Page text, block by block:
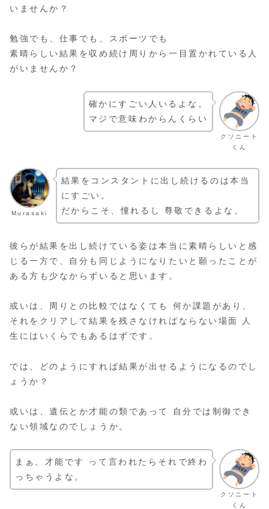
いませんか？
勉強でも、仕事でも、スポーツでも
素晴らしい結果を収め続け周りから一目置かれている人
がいませんか？
クソニート
くん
確かにすごい人いるよな。
マジで意味わからんくらい
Murasaki
結果をコンスタントに出し続けるのは本当
にすごい。
だからこそ、憧れるし 尊敬できるよな。
彼らが結果を出し続けている姿は本当に素晴らしいと感
じる一方で、自分も同じようになりたいと願ったことが
ある方も少なからずいると思います。
或いは、周りとの比較ではなくても 何か課題があり、
それをクリアして結果を残さなければならない場面 人
生にはいくらでもあるはずです。
では、どのようにすれば結果が出せるようになるのでし
ょうか？
或いは、遺伝とか才能の類であって 自分では制御でき
ない領域なのでしょうか。
クソニート
くん
まぁ、才能です って言われたらそれで終わ
っちゃうよな。